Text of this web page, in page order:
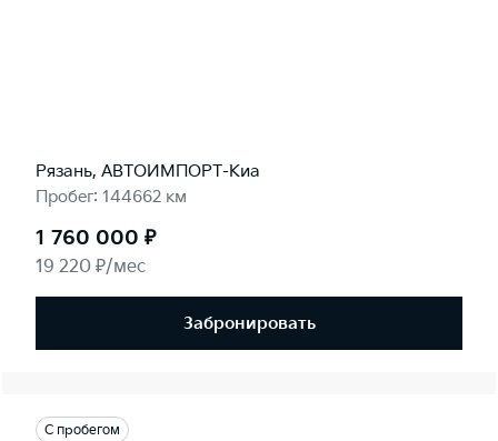
Рязань, АВТОИМПОРТ-Киа
Пробег: 144662 км
1 760 000 ₽
19 220 ₽/мес
Забронировать
С пробегом